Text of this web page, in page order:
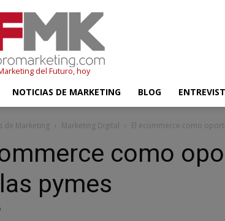
del Futuro, hoy
NOTICIAS DE MARKETING BLOG
de Marketing Marketing Digital El ecommerce como
como
pymes